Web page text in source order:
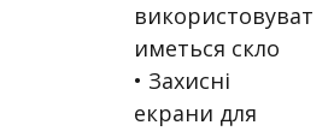
використовуват
иметься скло
• Захисні
екрани для